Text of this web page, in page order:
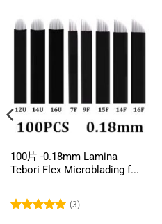
100片 -0.18mm Lamina
Tebori Flex Microblading f...
(3)